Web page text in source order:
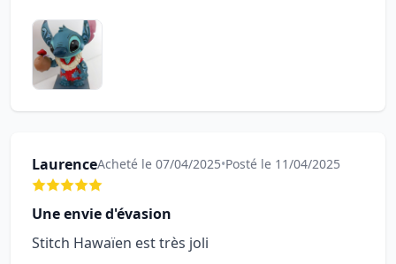
LaurenceAcheté le 07/04/2025•Posté le 11/04/2025
Une envie d'évasion
Stitch Hawaïen est très joli